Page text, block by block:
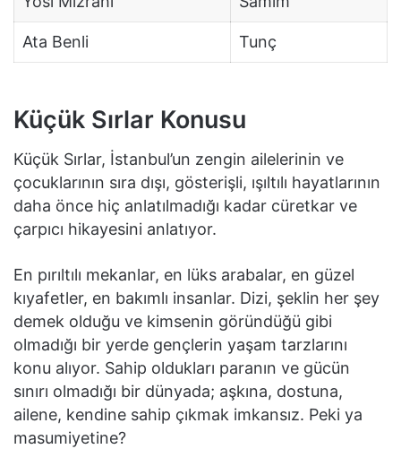
Ata Benli Tunç
Küçük Sırlar Konusu
Küçük Sırlar, İstanbul’un zengin ailelerinin ve
çocuklarının sıra dışı, gösterişli, ışıltılı hayatlarının
daha önce hiç anlatılmadığı kadar cüretkar ve
çarpıcı hikayesini anlatıyor.
En pırıltılı mekanlar, en lüks arabalar, en güzel
kıyafetler, en bakımlı insanlar. Dizi, şeklin her şey
demek olduğu ve kimsenin göründüğü gibi
olmadığı bir yerde gençlerin yaşam tarzlarını
konu alıyor. Sahip oldukları paranın ve gücün
sınırı olmadığı bir dünyada; aşkına, dostuna,
ailene, kendine sahip çıkmak imkansız. Peki ya
masumiyetine?